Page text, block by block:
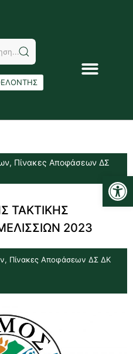
, Πίνακες Αποφάσεων ΔΣ
ΤΑΚΤΙΚΗΣ
2023
, Πίνακες Αποφάσεων ΔΣ ΔΚ